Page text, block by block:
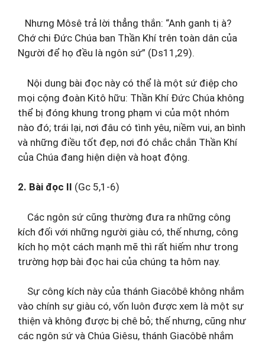
Nhưng Môsê trả lời thẳng thắn: “Anh ganh tị à?
Chớ chi Đức Chúa ban Thần Khí trên toàn dân của
Người để họ đều là ngôn sứ” (Ds11,29).
Nội dung bài đọc này có thể là một sứ điệp cho
mọi cộng đoàn Kitô hữu: Thần Khí Đức Chúa không
thể bị đóng khung trong phạm vi của một nhóm
nào đó; trái lại, nơi đâu có tình yêu, niềm vui, an bình
và những điều tốt đẹp, nơi đó chắc chắn Thần Khí
của Chúa đang hiện diện và hoạt động.
2. Bài đọc II (Gc 5,1-6)
Các ngôn sứ cũng thường đưa ra những công
kích đối với những người giàu có, thế nhưng, công
kích họ một cách mạnh mẽ thì rất hiếm như trong
trường hợp bài đọc hai của chúng ta hôm nay.
Sự công kích này của thánh Giacôbê không nhắm
vào chính sự giàu có, vốn luôn được xem là một sự
thiện và không được bị chê bỏ; thế nhưng, cũng như
các ngôn sứ và Chúa Giêsu, thánh Giacôbê nhắm